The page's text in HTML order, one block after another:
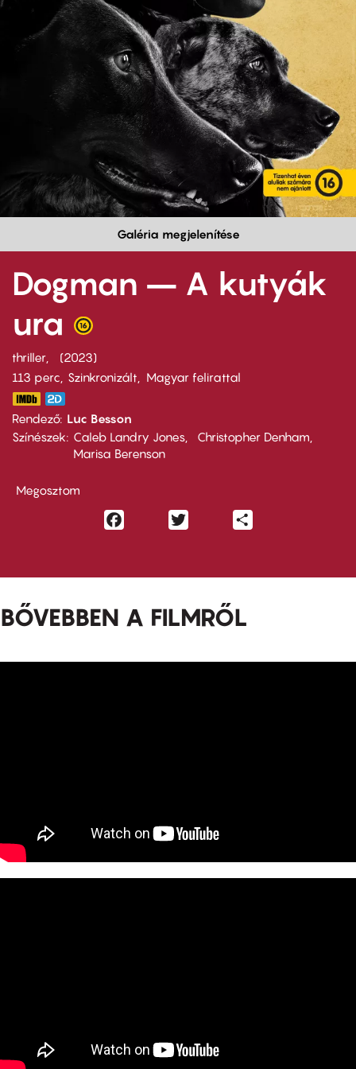
Galéria megjelenítése
Dogman – A kutyák
ura
thriller
2023
113 perc,
Szinkronizált Magyar felirattal
Rendező Luc Besson
Színészek
Caleb Landry Jones
Christopher Denham
Marisa Berenson
Megosztom
Facebook
BŐVEBBEN A FILMRŐL